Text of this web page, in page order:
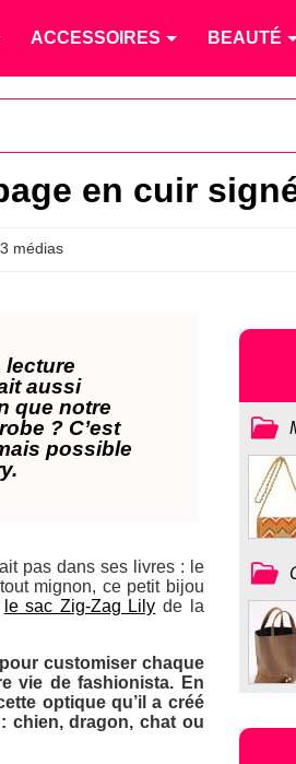
ACCESSOIRES BEAUTÉ
en cuir
3 médias
lecture
aussi
que notre
? C’est
possible
pas dans ses livres : le
mignon, ce petit bijou
le sac Zig-Zag Lily de la
customiser chaque
vie de fashionista. En
optique qu’il a créé
chien, dragon, chat ou